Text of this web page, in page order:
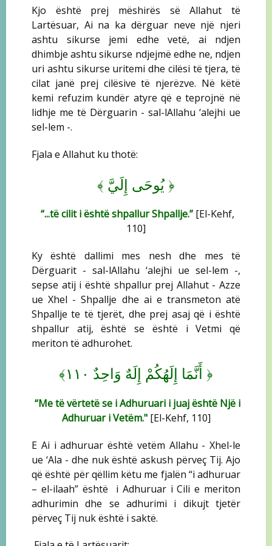
Kjo është prej mëshirës së Allahut të
Lartësuar, Ai na ka dërguar neve një njeri
ashtu sikurse jemi edhe vetë, ai ndjen
dhimbje ashtu sikurse ndjejmë edhe ne, ndjen
uri ashtu sikurse uritemi dhe cilësi të tjera, të
cilat janë prej cilësive të njerëzve. Në këtë
kemi refuzim kundër atyre që e teprojnë në
lidhje me të Dërguarin - sal-lAllahu ‘alejhi ue
sel-lem -.
Fjala e Allahut ku thotë:
﴿ يُوحَى إِلَيَّ ﴾
“...të cilit i është shpallur Shpallje.” [El-Kehf,
110]
Ky është dallimi mes nesh dhe mes të
Dërguarit - sal-lAllahu ‘alejhi ue sel-lem -,
sepse atij i është shpallur prej Allahut - Azze
ue Xhel - Shpallje dhe ai e transmeton atë
Shpallje te të tjerët, dhe prej asaj që i është
shpallur atij, është se është i Vetmi që
meriton të adhurohet.
﴿ أَنَّمَا إِلَهُكُمْ إِلَهٌ وَاحِدٌ ١١٠ ﴾
“Me të vërtetë se i Adhuruari i juaj është Një i
Adhuruar i Vetëm." [El-Kehf, 110]
E Ai i adhuruar është vetëm Allahu - Xhel-le
ue ‘Ala - dhe nuk është askush përveç Tij. Ajo
që është për qëllim këtu me fjalën “i adhuruar
– el-ilaah” është
i Adhuruar i Cili e meriton
adhurimin dhe se adhurimi i dikujt tjetër
përveç Tij nuk është i saktë.